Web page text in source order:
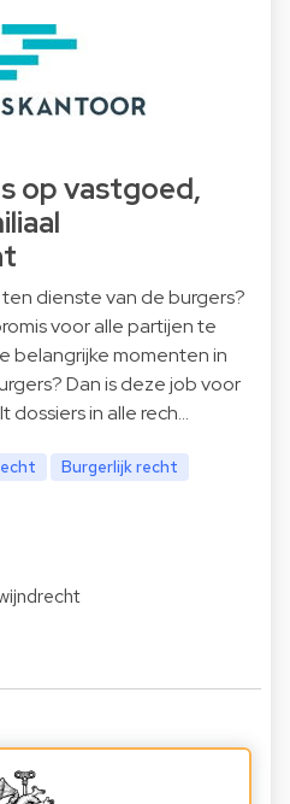
op vastgoed,
dienste van de burgers?
voor alle partijen te
belangrijke momenten in
Dan is deze job voor
dossiers in alle rech…
Burgerlijk recht